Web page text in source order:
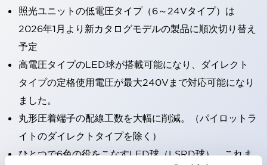
照光ユニットの低電圧タイプ（6～24Vタイプ）は
2026年1月より新カタログモデルの製品に順次切り替え
予定
高電圧タイプのLED球が搭載可能になり、ダイレクト
タイプの定格使用電圧が最大240Vまで対応可能になり
ました。
丸形圧着端子の配線工数を大幅に削減。（パイロットラ
イトのダイレクトタイプを除く）
ひとつで6色の役をこなすLED球（LSRD球）。これま